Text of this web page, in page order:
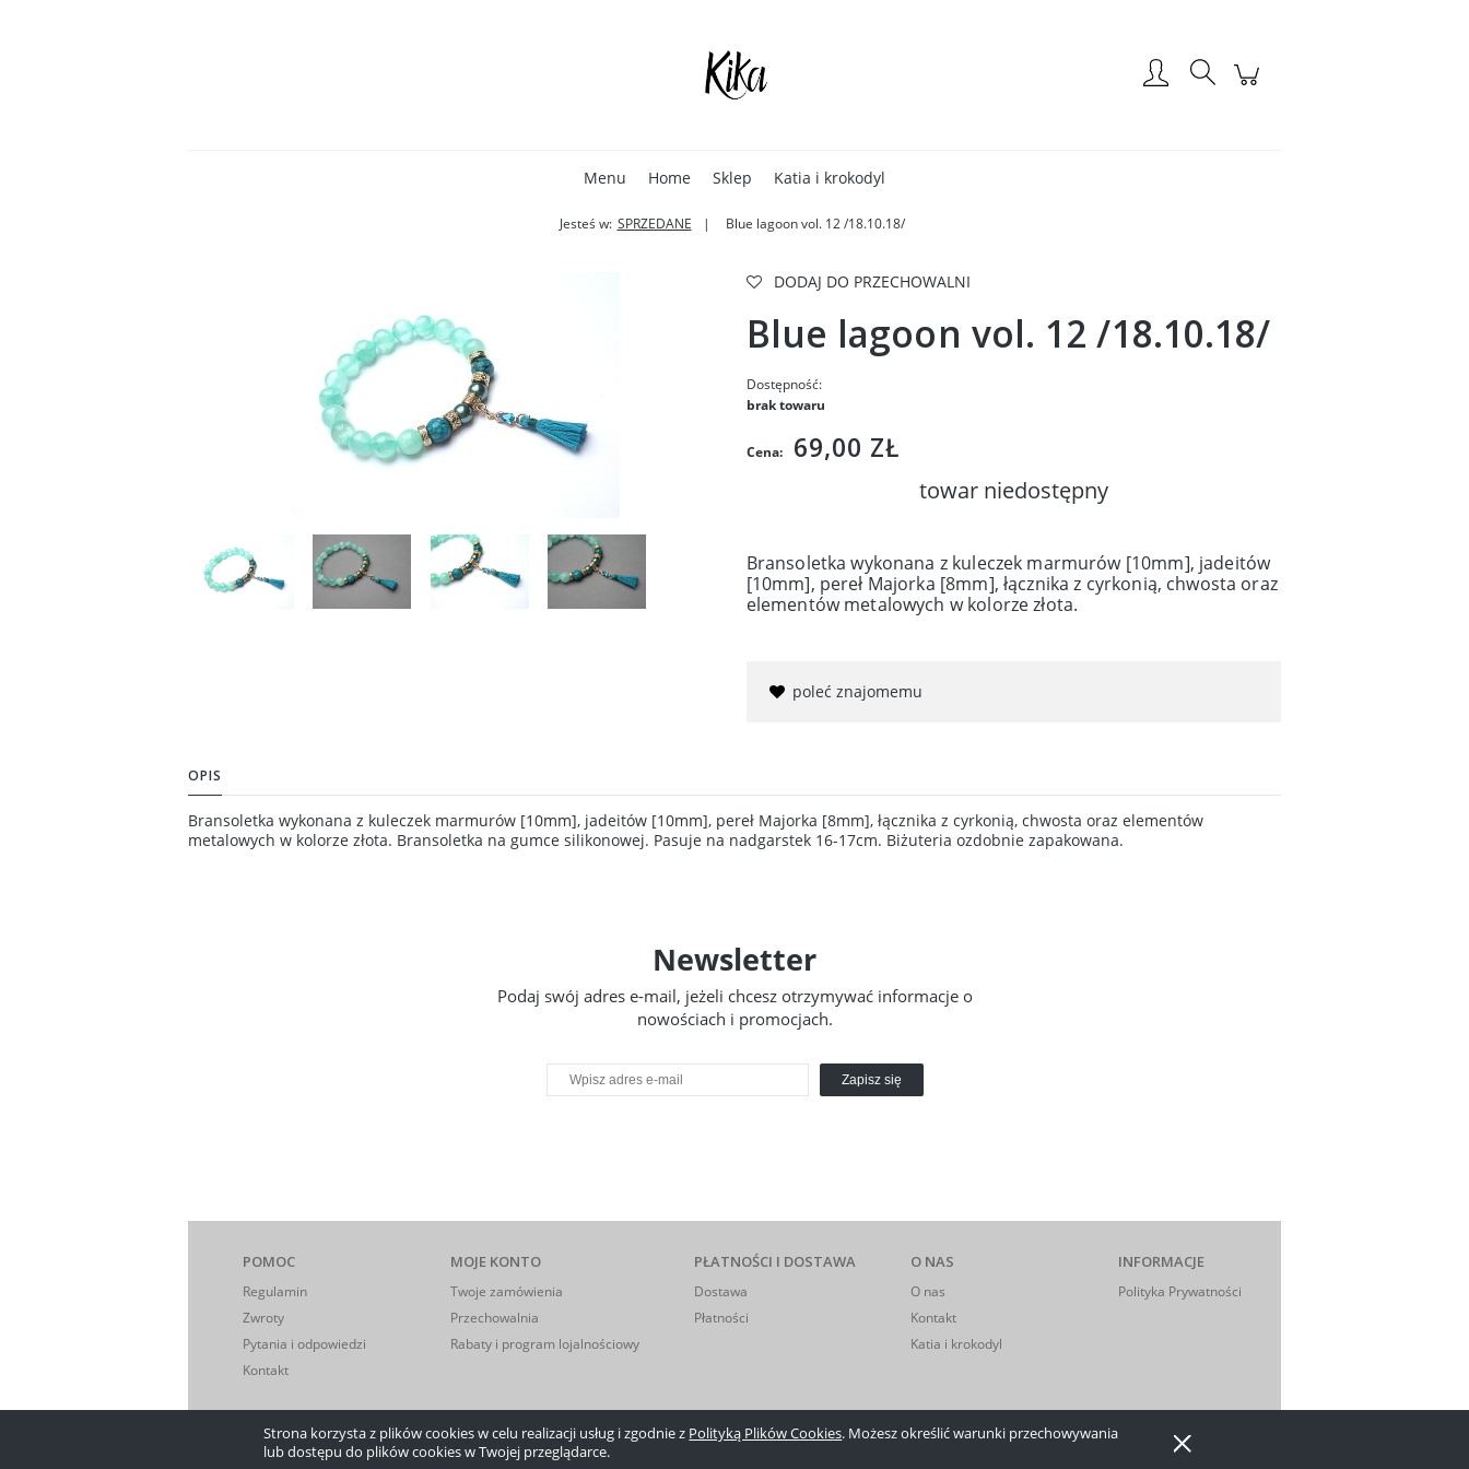
Strona korzysta z plików cookies w celu realizacji usług i zgodnie z Polityką Plików Cookies. Możesz określić warunki przechowywania
lub dostępu do plików cookies w Twojej przeglądarce.
Menu Home Sklep Katia i krokodyl
Jesteś w: SPRZEDANE Blue lagoon vol. 12 /18.10.18/
DODAJ DO PRZECHOWALNI
Blue lagoon vol. 12 /18.10.18/
Dostępność:
brak towaru
Cena: 69,00 ZŁ
towar niedostępny
Bransoletka wykonana z kuleczek marmurów [10mm], jadeitów
[10mm], pereł Majorka [8mm], łącznika z cyrkonią, chwosta oraz
elementów metalowych w kolorze złota.
poleć znajomemu
OPIS
Bransoletka wykonana z kuleczek marmurów [10mm], jadeitów [10mm], pereł Majorka [8mm], łącznika z cyrkonią, chwosta oraz elementów
metalowych w kolorze złota. Bransoletka na gumce silikonowej. Pasuje na nadgarstek 16-17cm. Biżuteria ozdobnie zapakowana.
Newsletter
Podaj swój adres e-mail, jeżeli chcesz otrzymywać informacje o
nowościach i promocjach.
Zapisz się
POMOC
Regulamin
Zwroty
Pytania i odpowiedzi
Kontakt
MOJE KONTO
Twoje zamówienia
Przechowalnia
Rabaty i program lojalnościowy
PŁATNOŚCI I DOSTAWA
Dostawa
Płatności
O NAS
O nas
Kontakt
Katia i krokodyl
INFORMACJE
Polityka Prywatności